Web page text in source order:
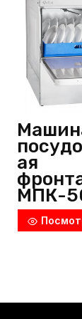
ая
МПК-
2, Abat